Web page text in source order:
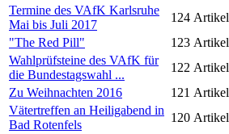
Termine des VAfK Karlsruhe
Mai bis Juli 2017
124 Artikel
"The Red Pill"
123 Artikel
Wahlprüfsteine des VAfK für
die Bundestagswahl ...
122 Artikel
Zu Weihnachten 2016
121 Artikel
Vätertreffen an Heiligabend in
Bad Rotenfels
120 Artikel